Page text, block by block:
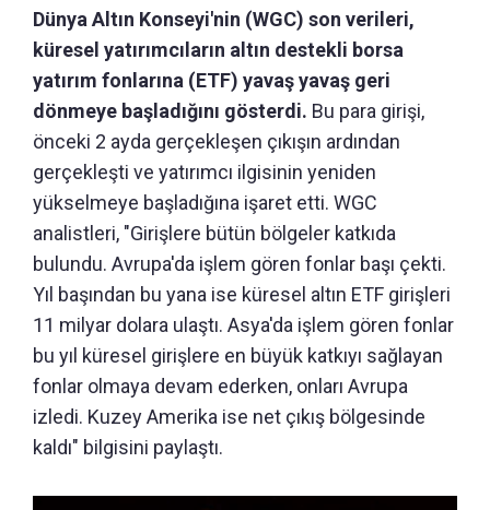
Dünya Altın Konseyi'nin (WGC) son verileri,
küresel yatırımcıların altın destekli borsa
yatırım fonlarına (ETF) yavaş yavaş geri
dönmeye başladığını gösterdi. Bu para girişi,
önceki 2 ayda gerçekleşen çıkışın ardından
gerçekleşti ve yatırımcı ilgisinin yeniden
yükselmeye başladığına işaret etti. WGC
analistleri, "Girişlere bütün bölgeler katkıda
bulundu. Avrupa'da işlem gören fonlar başı çekti.
Yıl başından bu yana ise küresel altın ETF girişleri
11 milyar dolara ulaştı. Asya'da işlem gören fonlar
bu yıl küresel girişlere en büyük katkıyı sağlayan
fonlar olmaya devam ederken, onları Avrupa
izledi. Kuzey Amerika ise net çıkış bölgesinde
kaldı" bilgisini paylaştı.